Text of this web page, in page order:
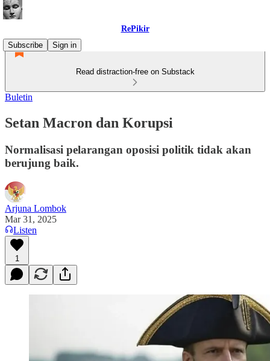
RePikir
Subscribe
Sign in
Read distraction-free on Substack
Buletin
Setan Macron dan Korupsi
Normalisasi pelarangan oposisi politik tidak akan
berujung baik.
Arjuna Lombok
Mar 31, 2025
Listen
1